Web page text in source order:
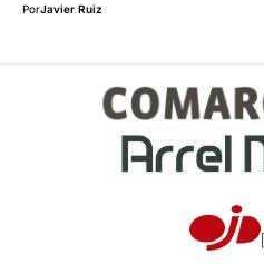
PorJavier Ruiz